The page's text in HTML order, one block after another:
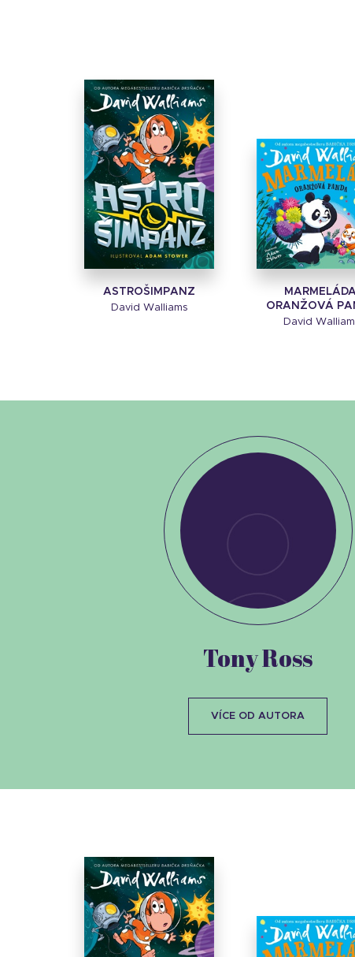
ASTROŠIMPANZ
David Walliams
ORANŽOVÁ
David
Tony Ross
VÍCE OD AUTORA